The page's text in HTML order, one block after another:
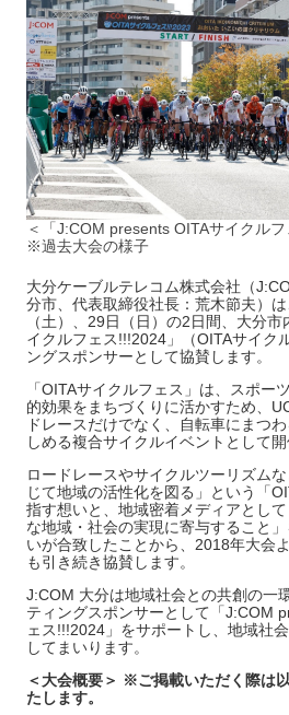
＜「J:COM presents OITAサイクルフ
※過去大会の様子
大分ケーブルテレコム株式会社（
分市、代表取締役社長：荒木節夫）
（土）、29日（日）の2日間、大分
イクルフェス!!!2024」（OITAサイク
ングスポンサーとして協賛します。
「OITAサイクルフェス」は、スポー
的効果をまちづくりに活かすため、
ドレースだけでなく、自転車にまつ
しめる複合サイクルイベントとして開
ロードレースやサイクルツーリズム
じて地域の活性化を図る」という「
指す想いと、地域密着メディアとし
な地域・社会の実現に寄与すること
いが合致したことから、2018年大会
も引き続き協賛します。
J:COM 大分は地域社会との共創の一
ティングスポンサーとして「J:COM
ェス!!!2024」をサポートし、地域社
してまいります。
＜大会概要＞ ※ご掲載いただく際は
たします。